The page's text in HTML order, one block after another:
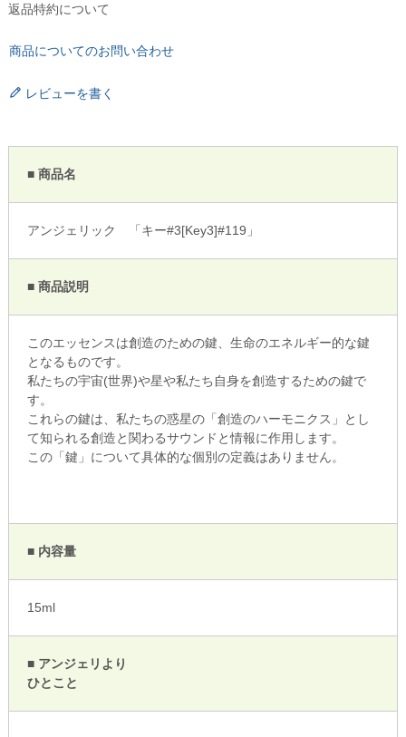
返品特約について
商品についてのお問い合わせ
レビューを書く
■ 商品名
アンジェリック 「キー#3[Key3]#119」
■ 商品説明
このエッセンスは創造のための鍵、生命のエネルギー的な鍵
となるものです。
私たちの宇宙(世界)や星や私たち自身を創造するための鍵で
す。
これらの鍵は、私たちの惑星の「創造のハーモニクス」とし
て知られる創造と関わるサウンドと情報に作用します。
この「鍵」について具体的な個別の定義はありません。
■ 内容量
15ml
■ アンジェリより
ひとこと